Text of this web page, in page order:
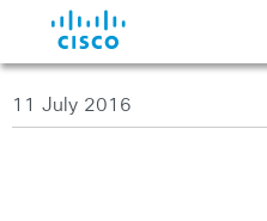
11 July 2016